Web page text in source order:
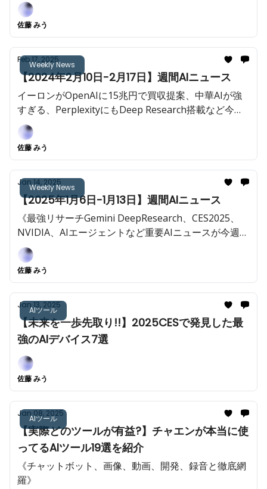
佐藤 みう
Weekly News
Feb 17, 2025
【2024年2月10日-2月17日】週間AIニュース
イーロンがOpenAIに15兆円で買収提案、中華AIが強
すぎる、PerplexityにもDeep Research搭載など今週
も重大AIニュースが多数!!️
佐藤 みう
Weekly News
Jan 14, 2025
【2025年1月6日-1月13日】週間AIニュース
《最強リサーチGemini DeepResearch、CES2025、
NVIDIA、AIエージェントなど重要AIニュースが今週も
多数!!️》
佐藤 みう
AIツール
Jan 13, 2025
【未来を一歩先取り!!】2025CESで発見した最
強のAIデバイス7選
佐藤 みう
AIツール
Jan 08, 2025
【実際どのツールが有益?】チャエンが本当に使
ってるAIツール19選を紹介
《チャットボット、画像、動画、開発、録音と徹底網
羅》